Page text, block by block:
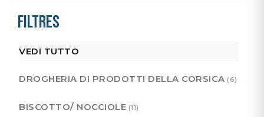
Filtres
VEDI TUTTO
DROGHERIA DI PRODOTTI DELLA CORSICA (6)
BISCOTTO/ NOCCIOLE (11)